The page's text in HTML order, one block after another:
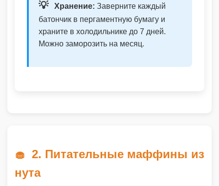
💡 Хранение: Заверните каждый
батончик в пергаментную бумагу и
храните в холодильнике до 7 дней.
Можно заморозить на месяц.
🧁
2. Питательные маффины из
нута